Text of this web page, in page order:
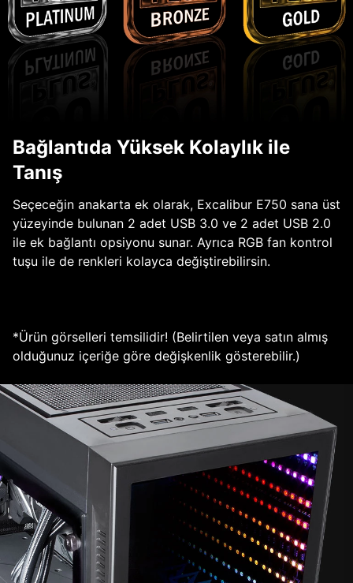
Bağlantıda Yüksek Kolaylık ile
Tanış
Seçeceğin anakarta ek olarak, Excalibur E750 sana üst
yüzeyinde bulunan 2 adet USB 3.0 ve 2 adet USB 2.0
ile ek bağlantı opsiyonu sunar. Ayrıca RGB fan kontrol
tuşu ile de renkleri kolayca değiştirebilirsin.
*Ürün görselleri temsilidir! (Belirtilen veya satın almış
olduğunuz içeriğe göre değişkenlik gösterebilir.)